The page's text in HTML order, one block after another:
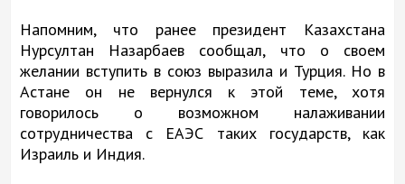
Напомним, что ранее президент Казахстана
Нурсултан Назарбаев сообщал, что о своем
желании вступить в союз выразила и Турция. Но в
Астане он не вернулся к этой теме, хотя
говорилось о возможном налаживании
сотрудничества с ЕАЭС таких государств, как
Израиль и Индия.